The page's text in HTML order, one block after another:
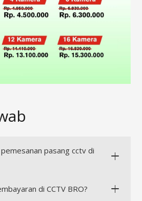
pasang cctv di
di CCTV BRO?